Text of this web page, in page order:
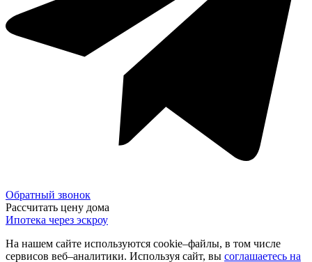
Обратный звонок
Рассчитать цену дома
Ипотека через эскроу
На нашем сайте используются cookie–файлы, в том числе
сервисов веб–аналитики. Используя сайт, вы соглашаетесь на